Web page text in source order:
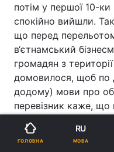
потім у першої 10-
спокійно вийшли.
що перед
в‘єтнамський
громадян з
домовилося, щоб по
додому) мови про
перевізник каже, що
умов перельоту", -
ГОЛОВНА
RU
МОВА